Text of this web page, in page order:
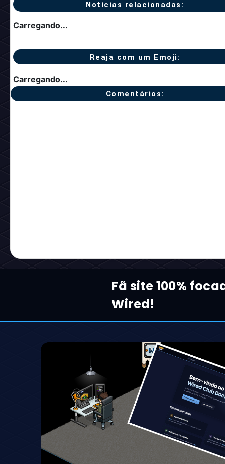
Notícias relacionadas:
Carregando...
Reaja com um Emoji:
Carregando...
Comentários:
Fã site 100%
Wired!